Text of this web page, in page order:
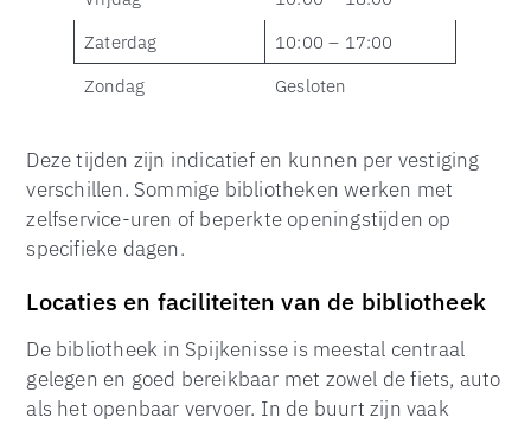
Zaterdag
10:00 – 17:00
Zondag
Gesloten
Deze tijden zijn indicatief en kunnen per vestiging
verschillen. Sommige bibliotheken werken met
zelfservice-uren of beperkte openingstijden op
specifieke dagen.
Locaties en faciliteiten van de bibliotheek
De bibliotheek in Spijkenisse is meestal centraal
gelegen en goed bereikbaar met zowel de fiets, auto
als het openbaar vervoer. In de buurt zijn vaak